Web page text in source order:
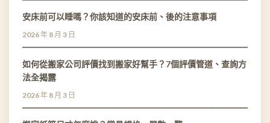
安床前可以睡嗎？你該知道的安床前、後的注意事項
2026 年 8 月 3 日
如何從搬家公司評價找到搬家好幫手？7個評價管道、查詢方
法全揭露
2026 年 8 月 3 日